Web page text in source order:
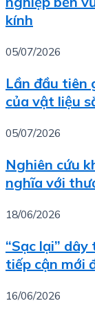
kính
05/07/2026
Lần đầu tiên
của vật liệu
05/07/2026
Nghiên cứu
nghĩa với
18/06/2026
“Sạc lại”
tiếp cận mới
16/06/2026